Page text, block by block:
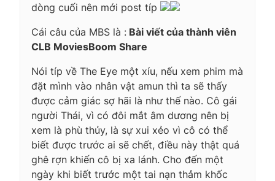
dòng cuối nên mới post típ
Cái câu của MBS là : Bài viết của thành viên
CLB MoviesBoom Share
Nói típ về The Eye một xíu, nếu xem phim mà
đặt mình vào nhân vật amun thì ta sẽ thấy
được cảm giác sợ hãi là như thế nào. Cô gái
người Thái, vì có đôi mắt âm dương nên bị
xem là phù thủy, là sự xui xẻo vì cô có thể
biết được trước ai sẽ chết, điều này thật quá
ghê rợn khiến cô bị xa lánh. Cho đến một
ngày khi biết trước một tai nạn thảm khốc